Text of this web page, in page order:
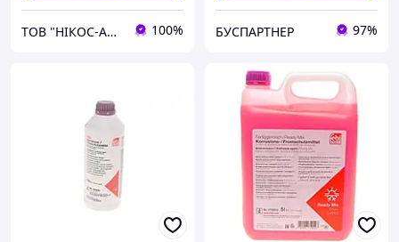
ТОВ "НІКОС-АВТО" 100% БУСПАРТНЕР 97%